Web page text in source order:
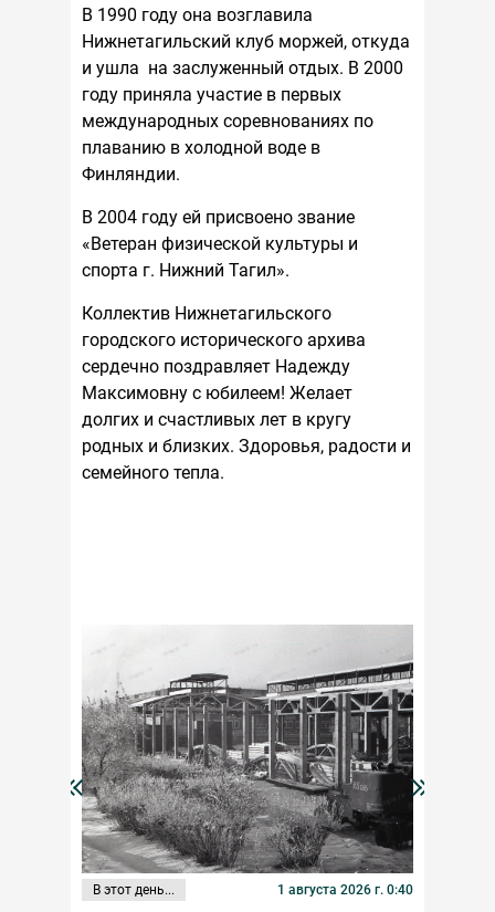
В 1990 году она возглавила
Нижнетагильский клуб моржей, откуда
и ушла на заслуженный отдых. В 2000
году приняла участие в первых
международных соревнованиях по
плаванию в холодной воде в
Финляндии.
В 2004 году ей присвоено звание
«Ветеран физической культуры и
спорта г. Нижний Тагил».
Коллектив Нижнетагильского
городского исторического архива
сердечно поздравляет Надежду
Максимовну с юбилеем! Желает
долгих и счастливых лет в кругу
родных и близких. Здоровья, радости и
семейного тепла.
В этот день... 1 августа 2026 г. 0:40